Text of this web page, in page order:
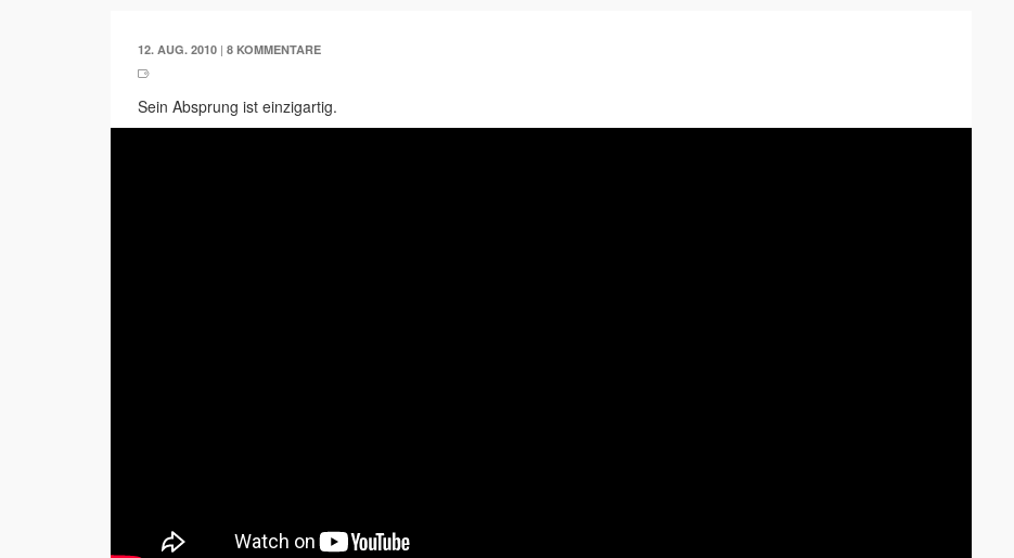
12. AUG. 2010 | 8 KOMMENTARE
Sein Absprung ist einzigartig.